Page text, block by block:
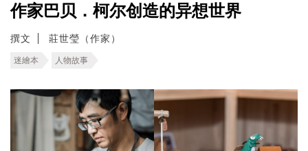
作家巴贝．柯尔创造的异想世界
撰文 莊世瑩（作家）
迷繪本 人物故事